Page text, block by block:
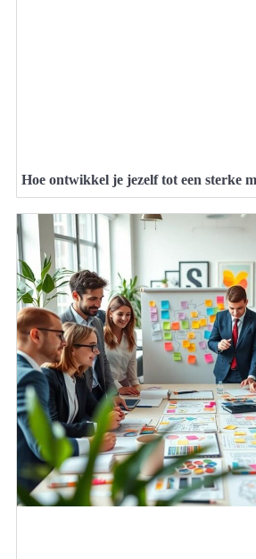
Hoe ontwikkel je jezelf tot een sterke